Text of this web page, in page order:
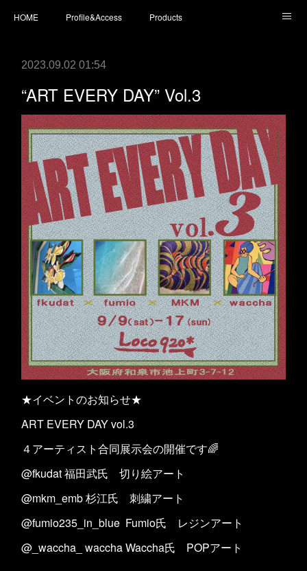
HOME Profile&Access Products
2023.09.02 01:54
“ART EVERY DAY” Vol.3
★イベントのお知らせ★
ART EVERY DAY vol.3
４アーティスト合同展示会の開催です🌈
@fkudat 福田武氏 切り絵アート
@mkm_emb 杉江氏 刺繍アート
@fumio235_in_blue Fumio氏 レジンアート
@_waccha_ waccha Waccha氏 POPアート